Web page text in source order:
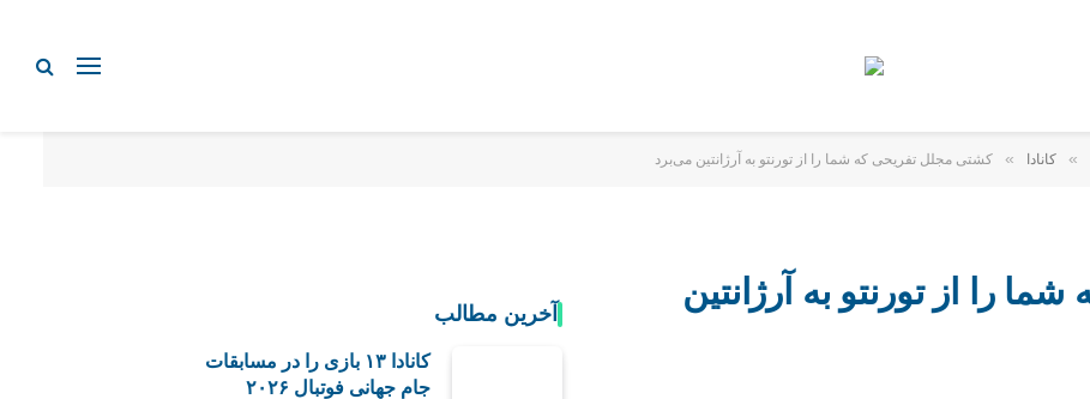
» کانادا » کشتی مجلل تفریحی که شما را از تورنتو به آرژانتین می‌برد
را از تورنتو به آرژانتین
آخرین مطالب
کانادا ۱۳ بازی را در مسابقات
جام جهانی فوتبال ۲۰۲۶